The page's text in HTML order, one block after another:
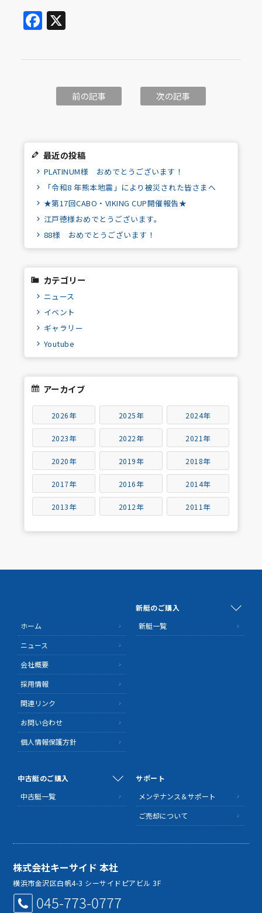
Facebook
X
前の記事 次の記事
最近の投稿
PLATINUM様 おめでとうございます！
「令和8 年熊本地震」により被災された皆さまへ
★第17回CABO・VIKING CUP開催報告★
江戸徳様おめでとうございます。
88様 おめでとうございます！
カテゴリー
ニュース
イベント
ギャラリー
Youtube
アーカイブ
2026年 2025年 2024年
2023年 2022年 2021年
2020年 2019年 2018年
2017年 2016年 2014年
2013年 2012年 2011年
ホーム
ニュース
会社概要
採用情報
関連リンク
お問い合わせ
個人情報保護方針
新艇のご購入
新艇一覧
中古艇のご購入
中古艇一覧
サポート
メンテナンス＆サポート
ご売却について
株式会社キーサイド 本社
横浜市金沢区白帆4-3 シーサイドピアビル 3F
045-773-0777